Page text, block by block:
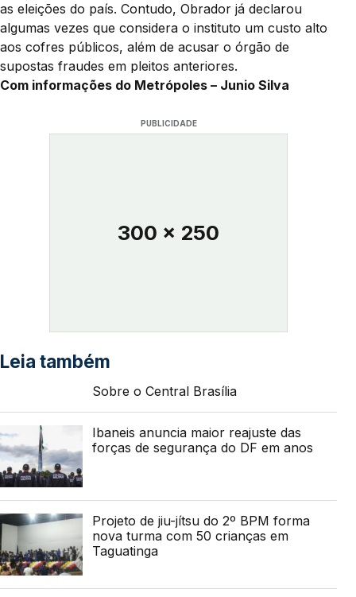
as eleições do país. Contudo, Obrador já declarou
algumas vezes que considera o instituto um custo alto
aos cofres públicos, além de acusar o órgão de
supostas fraudes em pleitos anteriores.
Com informações do Metrópoles – Junio Silva
PUBLICIDADE
300 x 250
Leia também
Sobre o Central Brasília
Ibaneis anuncia maior reajuste das
forças de segurança do DF em anos
Projeto de jiu-jítsu do 2º BPM forma
nova turma com 50 crianças em
Taguatinga